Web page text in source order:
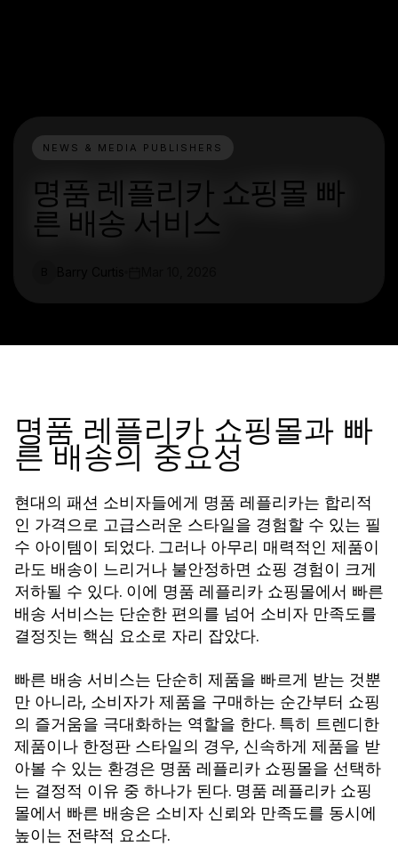
NEWS & MEDIA PUBLISHERS
명품 레플리카 쇼핑몰 빠
른 배송 서비스
명품 레플리카 쇼핑몰과 빠
른 배송의 중요성
현대의 패션 소비자들에게 명품 레플리카는 합리적
인 가격으로 고급스러운 스타일을 경험할 수 있는 필
수 아이템이 되었다. 그러나 아무리 매력적인 제품이
라도 배송이 느리거나 불안정하면 쇼핑 경험이 크게
저하될 수 있다. 이에 명품 레플리카 쇼핑몰에서 빠른
배송 서비스는 단순한 편의를 넘어 소비자 만족도를
결정짓는 핵심 요소로 자리 잡았다.
빠른 배송 서비스는 단순히 제품을 빠르게 받는 것뿐
만 아니라, 소비자가 제품을 구매하는 순간부터 쇼핑
의 즐거움을 극대화하는 역할을 한다. 특히 트렌디한
제품이나 한정판 스타일의 경우, 신속하게 제품을 받
아볼 수 있는 환경은 명품 레플리카 쇼핑몰을 선택하
는 결정적 이유 중 하나가 된다. 명품 레플리카 쇼핑
몰에서 빠른 배송은 소비자 신뢰와 만족도를 동시에
높이는 전략적 요소다.